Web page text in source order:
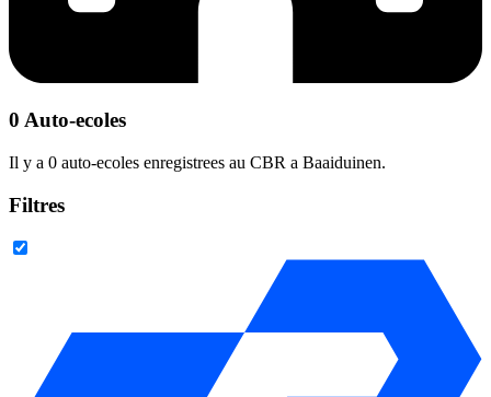
0 Auto-ecoles
Il y a 0 auto-ecoles enregistrees au CBR a Baaiduinen.
Filtres